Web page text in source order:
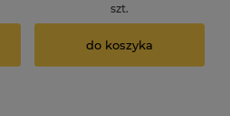
szt.
do koszyka